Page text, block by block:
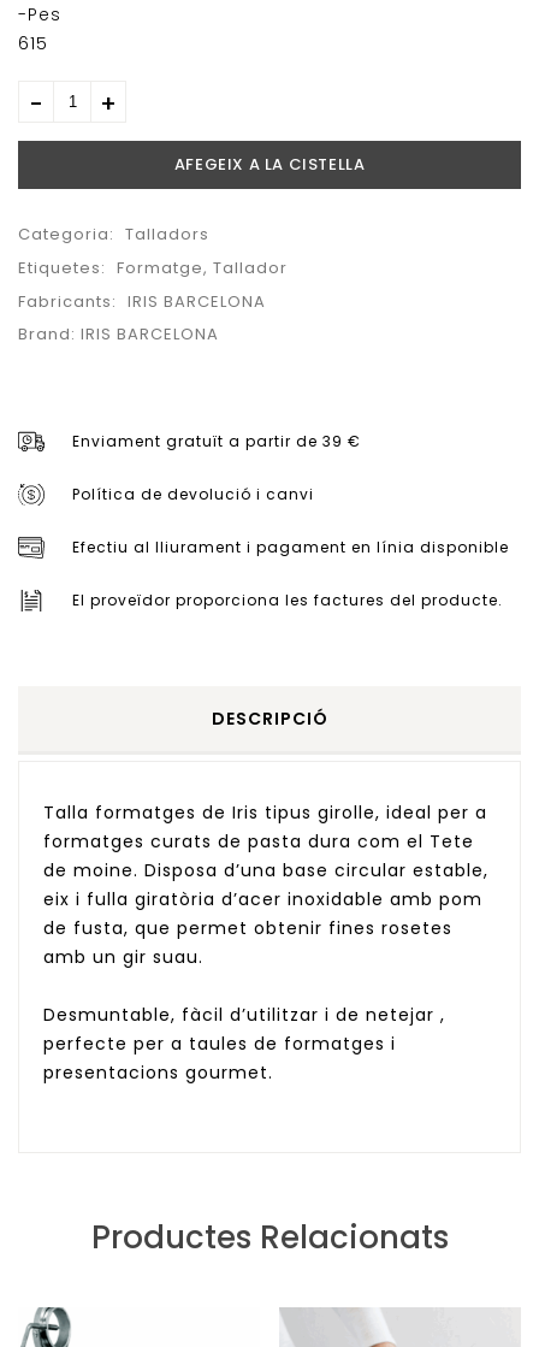
-Pes
615
AFEGEIX A LA CISTELLA
Categoria: Talladors
Etiquetes: Formatge, Tallador
Fabricants: IRIS BARCELONA
Brand: IRIS BARCELONA
Enviament gratuït a partir de 39 €
Política de devolució i canvi
Efectiu al lliurament i pagament en línia disponible
El proveïdor proporciona les factures del producte.
DESCRIPCIÓ
Talla formatges de Iris tipus girolle, ideal per a
formatges curats de pasta dura com el Tete
de moine. Disposa d’una base circular estable,
eix i fulla giratòria d’acer inoxidable amb pom
de fusta, que permet obtenir fines rosetes
amb un gir suau.
Desmuntable, fàcil d’utilitzar i de netejar ,
perfecte per a taules de formatges i
presentacions gourmet.
Productes Relacionats